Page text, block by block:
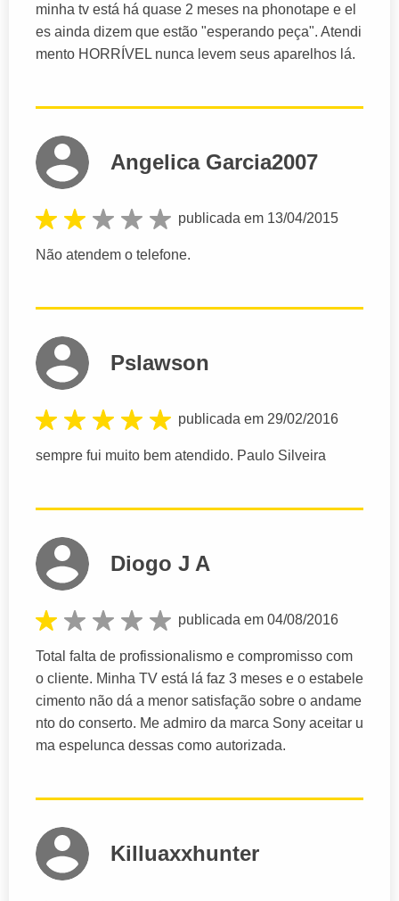
minha tv está há quase 2 meses na phonotape e el
es ainda dizem que estão "esperando peça". Atendi
mento HORRÍVEL nunca levem seus aparelhos lá.
Angelica Garcia2007
publicada em 13/04/2015
Não atendem o telefone.
Pslawson
publicada em 29/02/2016
sempre fui muito bem atendido. Paulo Silveira
Diogo J A
publicada em 04/08/2016
Total falta de profissionalismo e compromisso com
o cliente. Minha TV está lá faz 3 meses e o estabele
cimento não dá a menor satisfação sobre o andame
nto do conserto. Me admiro da marca Sony aceitar u
ma espelunca dessas como autorizada.
Killuaxxhunter